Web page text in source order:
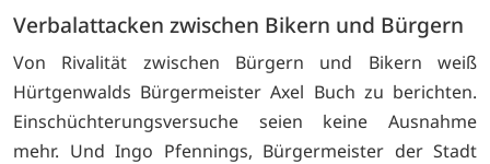
Verbalattacken zwischen Bikern und Bürgern
Von Rivalität zwischen Bürgern und Bikern weiß
Hürtgenwalds Bürgermeister Axel Buch zu berichten.
Einschüchterungsversuche seien keine Ausnahme
mehr. Und Ingo Pfennings, Bürgermeister der Stadt